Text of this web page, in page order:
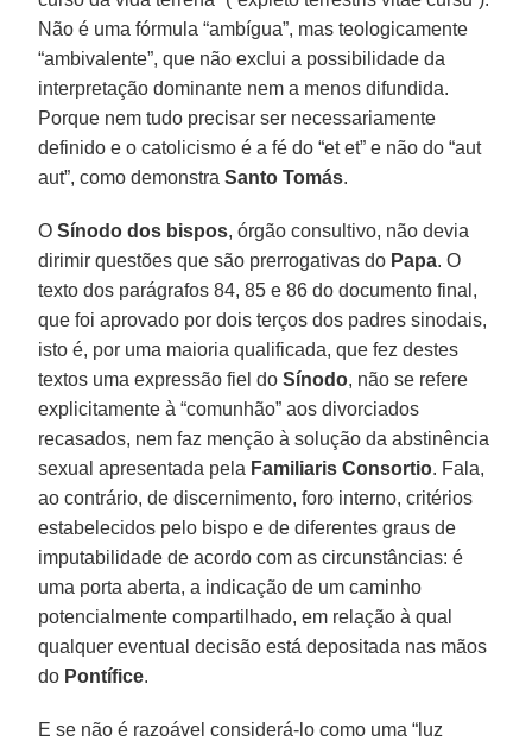
Não é uma fórmula “ambígua”, mas teologicamente
“ambivalente”, que não exclui a possibilidade da
interpretação dominante nem a menos difundida.
Porque nem tudo precisar ser necessariamente
definido e o catolicismo é a fé do “et et” e não do “aut
aut”, como demonstraSanto Tomás.
OSínodo dos bispos, órgão consultivo, não devia
dirimir questões que são prerrogativas do Papa. O
texto dos parágrafos 84, 85 e 86 do documento final,
que foi aprovado por dois terços dos padres sinodais,
isto é, por uma maioria qualificada, que fez destes
textos uma expressão fiel doSínodo, não se refere
explicitamente à “comunhão” aos divorciados
recasados, nem faz menção à solução da abstinência
sexual apresentada pela Familiaris Consortio. Fala,
ao contrário, de discernimento, foro interno, critérios
estabelecidos pelo bispo e de diferentes graus de
imputabilidade de acordo com as circunstâncias: é
uma porta aberta, a indicação de um caminho
potencialmente compartilhado, em relação à qual
qualquer eventual decisão está depositada nas mãos
do Pontífice.
E se não é razoável considerá-lo como uma “luz